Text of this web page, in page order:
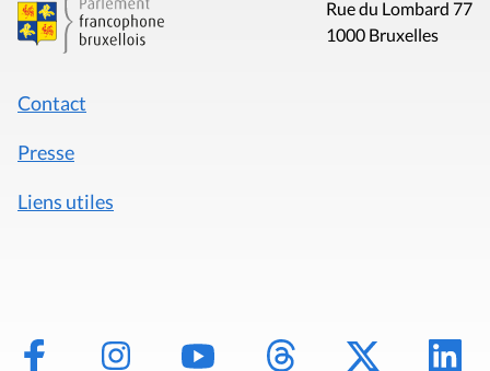
Rue du Lombard 77
1000 Bruxelles
Contact
Presse
Liens utiles